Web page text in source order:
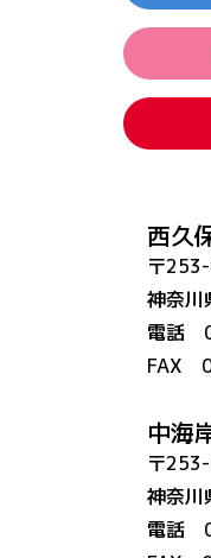
西久
〒
神奈川
電話
FAX
中海
〒
神奈川
電話